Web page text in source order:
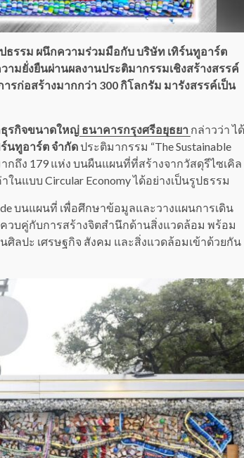
ธรรม ผนึกความร่วมมือกับ บริษัท เทิร์นทูอาร์ต
ามยั่งยืนผ่านผลงานประติมากรรมเชิงสร้างสรรค์
รก่อสร้างมากกว่า 300 กิโลกรัม มารังสรรค์เป็น
ธุรกิจขนาดใหญ่ ธนาคารกรุงศรีอยุธยา กล่าวว่า ได้
นทูอาร์ต จำกัดประติมากรรม “The Sustainable
กถึง 179 แห่ง บนผืนแผนที่ที่สร้างจากวัสดุรีไซเคิล
แบบ Circular Economy ได้อย่างเป็นรูปธรรม
บนแผนที่ เพื่อศึกษาข้อมูลและวางแผนการเดิน
วบคู่กับการสร้างจิตสำนึกด้านสิ่งแวดล้อม พร้อม
ลปะ เศรษฐกิจ สังคม และสิ่งแวดล้อมเข้าด้วยกัน